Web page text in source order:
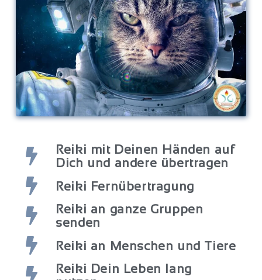
Reiki mit Deinen Händen auf
Dich und andere übertragen
Reiki Fernübertragung
Reiki an ganze Gruppen
senden
Reiki an Menschen und Tiere
Reiki Dein Leben lang